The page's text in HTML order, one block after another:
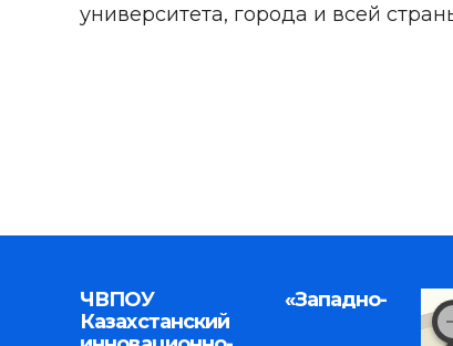
университета, города и всей
ЧВПОУ «Западно-
Казахстанский